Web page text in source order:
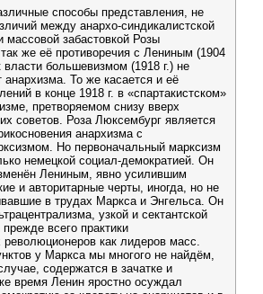
способы представления, не
между анархо-синдикалистской
массовой забастовкой Розы
же её противоречия с Лениным (1904
большевизмом (1918 г.) не
анархизма. То же касается и её
в конце 1918 г. в «спартакистском»
претворяемом снизу вверх
советов. Роза Люксембург является
анархизма с
Но первоначальный марксизм
немецкой социал-демократией. Он
Лениным, явно усилившим
и авторитарные черты, иногда, но не
в трудах Маркса и Энгельса. Он
узкой и сектантской
всего практики
как лидеров масс.
у Маркса мы многого не найдём,
содержатся в зачатке и
время Ленин яростно осуждал